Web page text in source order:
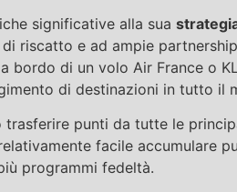
significative alla sua
riscatto e ad ampie
bordo di un volo Air France o
di destinazioni in tutto il
punti da tutte le
facile accumulare
programmi fedeltà.